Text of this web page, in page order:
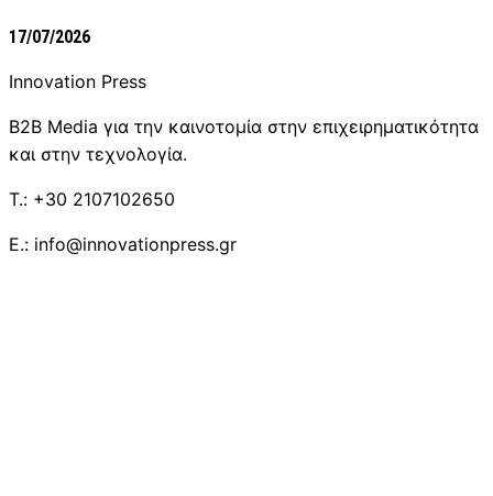
17/07/2026
Innovation Press
B2B Media για την καινοτομία στην επιχειρηματικότητα
και στην τεχνολογία.
T.: +30 2107102650
E.: info@innovationpress.gr